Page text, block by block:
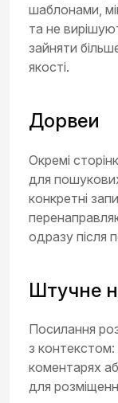
шаблонами,
та не
зайняти
якості.
Дорвеи
Окремі
для
конкретні
одразу після
Штучне
Посилання
з
коментарях
для